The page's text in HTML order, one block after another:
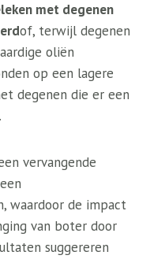
met degenen
of, terwijl degenen
oliën
op een lagere
degenen die er een
vervangende
waardoor de impact
van boter door
suggereren